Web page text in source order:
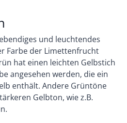
und leuchtendes
Farbe der Limettenfrucht
hat einen leichten Gelbstich
angesehen werden, die ein
enthält. Andere Grüntöne
Gelbton, wie z.B.